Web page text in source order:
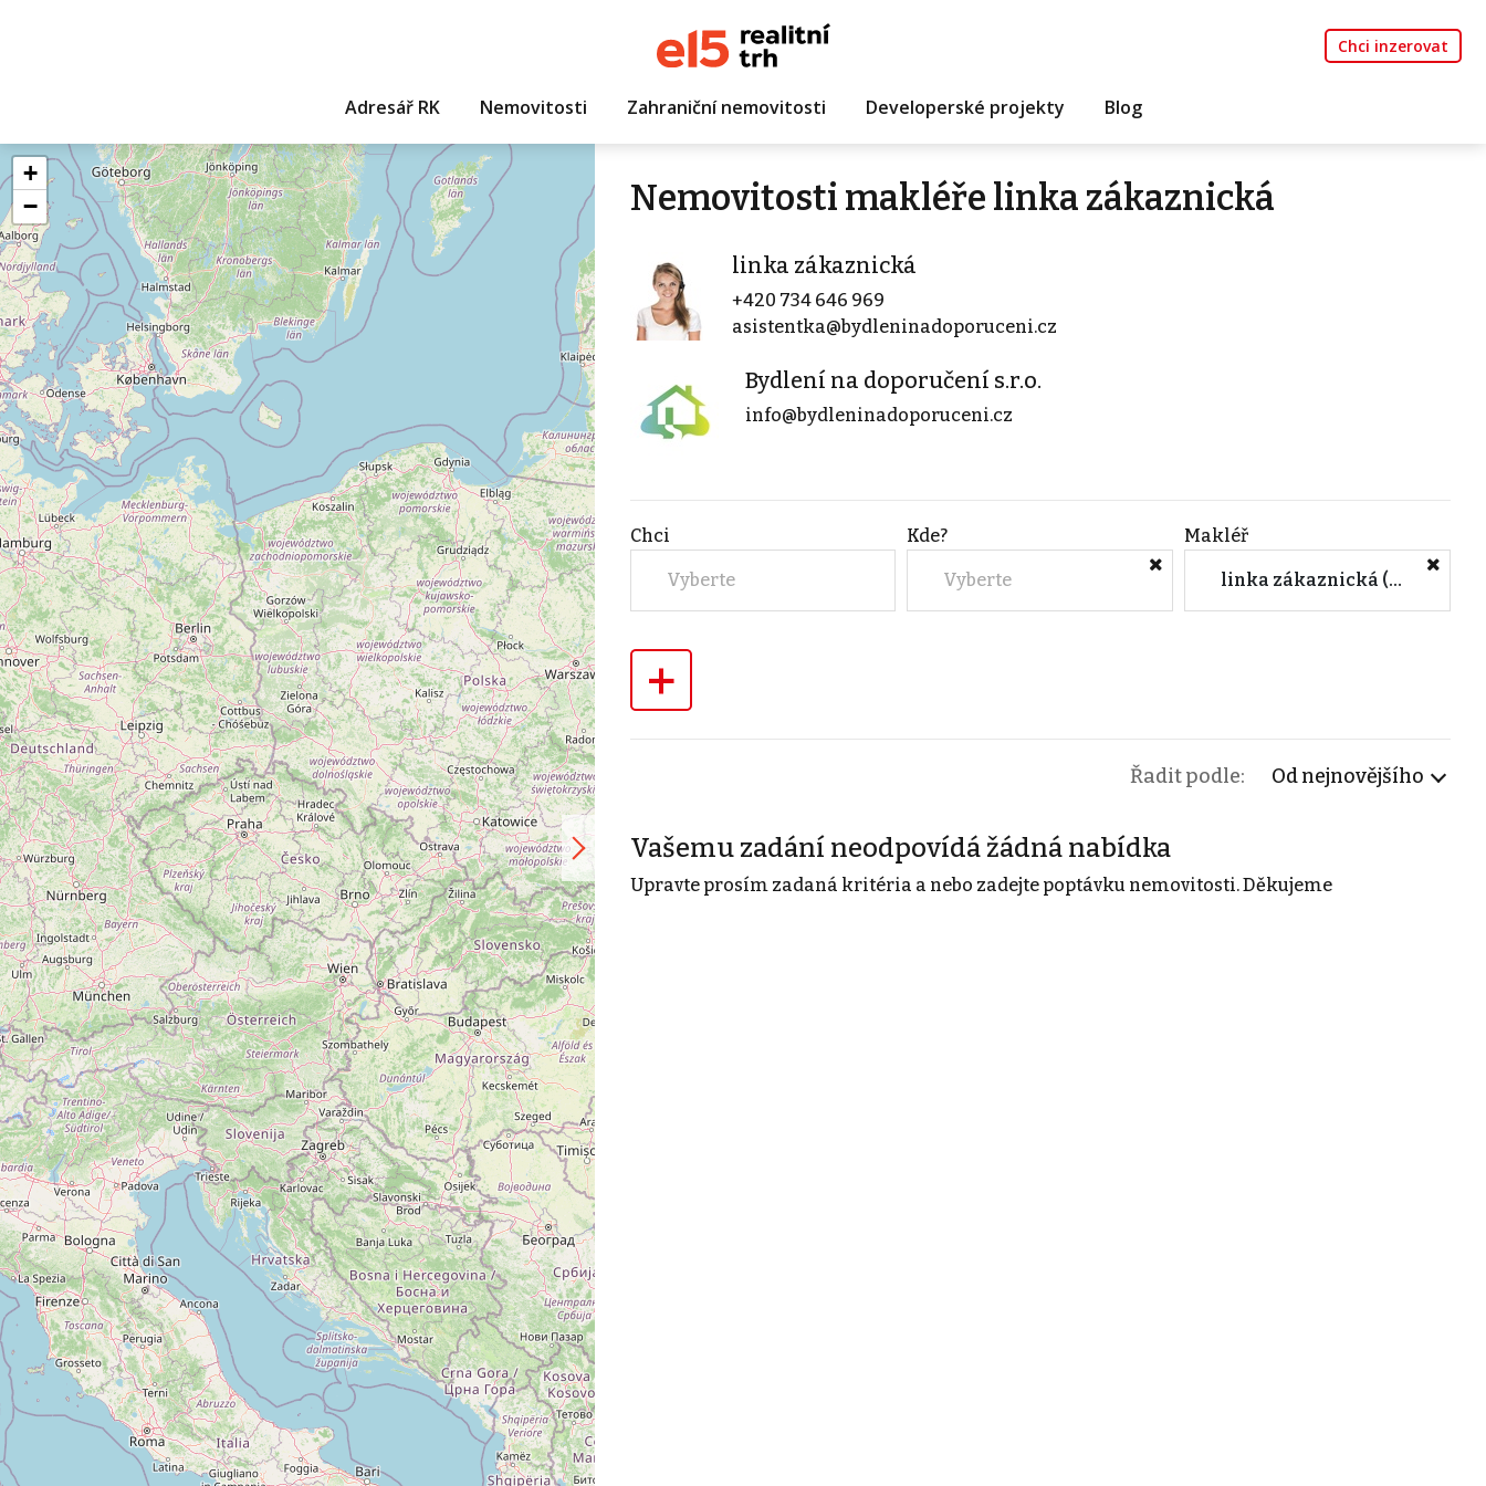
Chci inzerovat
Adresář RK Nemovitosti Zahraniční nemovitosti Developerské projekty Blog
+
−
Nemovitosti makléře linka zákaznická
linka zákaznická
+420 734 646 969
asistentka@bydleninadoporuceni.cz
Bydlení na doporučení s.r.o.
info@bydleninadoporuceni.cz
Chci
Vyberte
Kde?
Vyberte
Makléř
linka zákaznická (Bydlení na doporučení s.r.o.)
+
Řadit podle: Od nejnovějšího
Vašemu zadání neodpovídá žádná nabídka
Upravte prosím zadaná kritéria a nebo zadejte poptávku nemovitosti. Děkujeme